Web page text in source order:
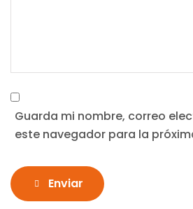
Guarda mi nombre, correo
este navegador para la
Enviar